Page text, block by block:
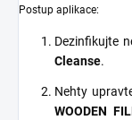
Postup aplikace:
Dezinfikujte
Cleanse.
Nehty
WOODEN